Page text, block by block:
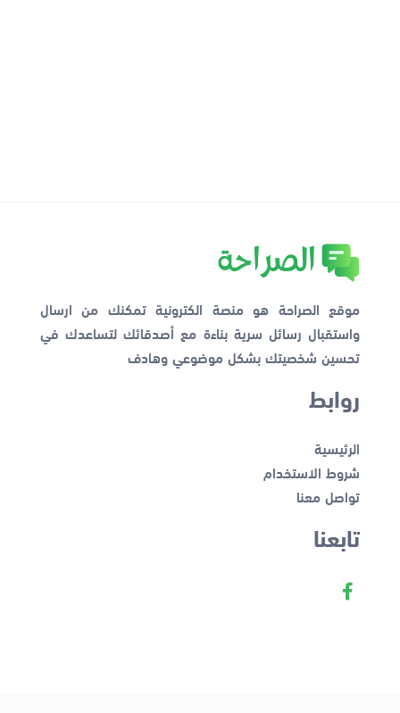
موقع الصراحة هو منصة الكترونية تمكنك من ارسال
واستقبال رسائل سرية بناءة مع أصدقائك لتساعدك في
تحسين شخصيتك بشكل موضوعي وهادف
روابط
الرئيسية
شروط الاستخدام
تواصل معنا
تابعنا